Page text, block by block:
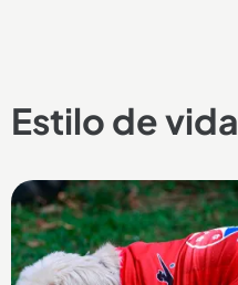
Estilo de vida